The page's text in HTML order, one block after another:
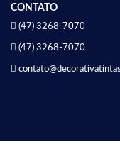
CONTATO
(47) 3268-7070
(47) 3268-7070